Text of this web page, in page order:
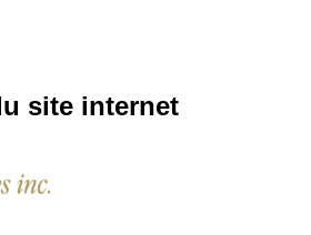
site internet